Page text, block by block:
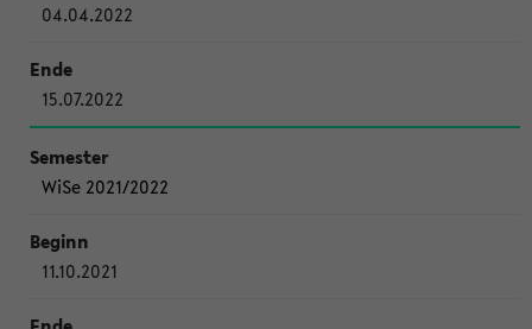
04.04.2022
15.07.2022
WiSe 2021/2022
11.10.2021